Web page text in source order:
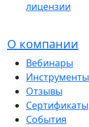
лицензии
О компании
Вебинары
Инструменты
Отзывы
Сертификаты
События